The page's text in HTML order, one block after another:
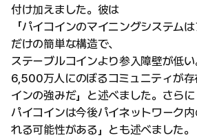
付け加えました。彼は
「パイコインのマイニングシステム
だけの簡単な構造で、
ステーブルコインより参入障壁が低い
6,500万人にのぼるコミュニティが存
インの強みだ」と述べました。さらに
パイコインは今後パイネットワーク
れる可能性がある」とも述べました。